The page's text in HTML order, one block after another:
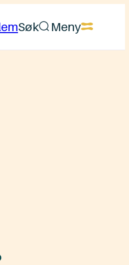
Søk Meny